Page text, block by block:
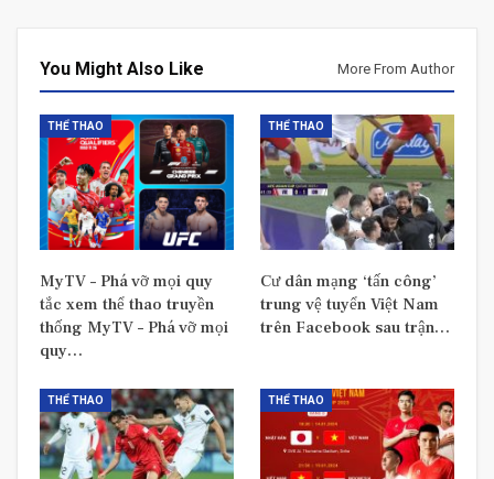
You Might Also Like More From Author
THỂ THAO
MyTV – Phá vỡ mọi quy
tắc xem thể thao truyền
thống MyTV – Phá vỡ mọi
quy…
THỂ THAO
Cư dân mạng ‘tấn công’
trung vệ tuyển Việt Nam
trên Facebook sau trận…
THỂ THAO THỂ THAO